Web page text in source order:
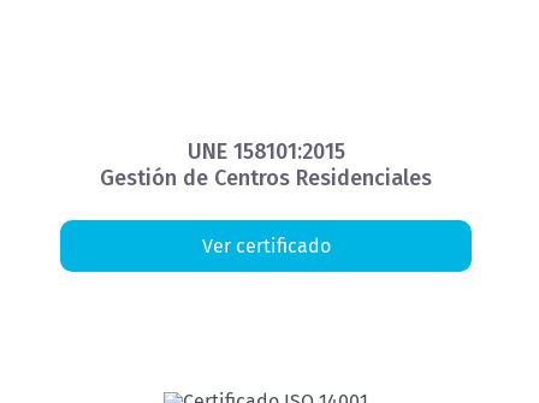
UNE 158101:2015
Gestión de Centros Residenciales
Ver certificado